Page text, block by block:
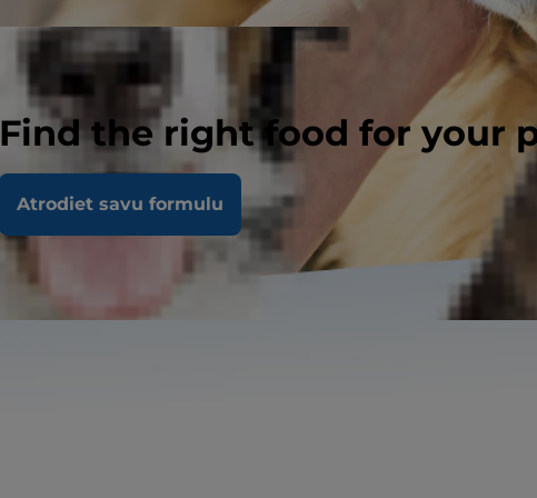
Find the right food for your
Atrodiet savu formulu